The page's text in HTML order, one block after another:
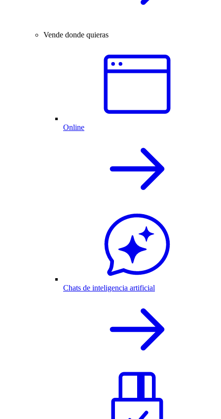
Vende donde quieras
Online
Chats de inteligencia artificial